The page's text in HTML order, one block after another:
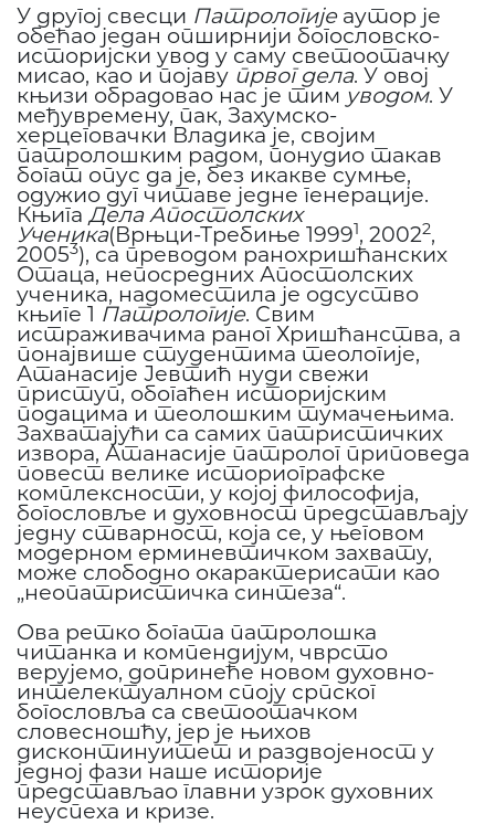
У другој свесци Патрологијеаутор је
обећао један опширнији богословско-
историјски увод у саму светоотачку
мисао, као и појаву првог дела. У овој
књизи обрадовао нас је тим уводом. У
међувремену, пак, Захумско-
херцеговачки Владика је, својим
патролошким радом, понудио такав
богат опус да је, без икакве сумње,
одужио дуг читаве једне генерације.
Књига Дела Апостолских
Ученика(Врњци-Требиње 19991, 20022,
20053), са преводом ранохришћанских
Отаца, непосредних Апостолских
ученика, надоместила је одсуство
књиге 1 Патрологије. Свим
истраживачима раног Хришћанства, а
понајвише студентима теологије,
Атанасије Јевтић нуди свежи
приступ, обогаћен историјским
подацима и теолошким тумачењима.
Захватајући са самих патристичких
извора, Атанасије патролог приповеда
повест велике историографске
комплексности, у којој философија,
богословље и духовност представљају
једну стварност, која се, у његовом
модерном ерминевтичком захвату,
може слободно окарактерисати као
„неопатристичка синтеза“.
Ова ретко богата патролошка
читанка и компендијум, чврсто
верујемо, допринеће новом духовно-
интелектуалном споју српског
богословља са светоотачком
словесношћу, јер је њихов
дисконтинуитет и раздвојеност у
једној фази наше историје
представљао главни узрок духовних
неуспеха и кризе.